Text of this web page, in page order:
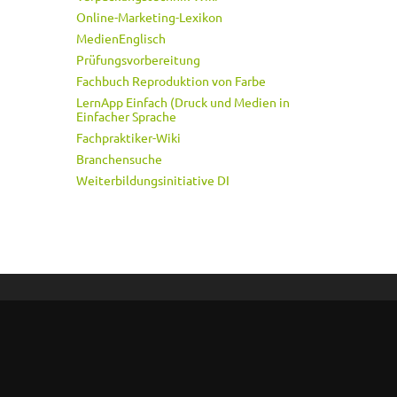
Online-Marketing-Lexikon
MedienEnglisch
Prüfungsvorbereitung
Fachbuch Reproduktion von Farbe
LernApp Einfach (Druck und Medien in
Einfacher Sprache
Fachpraktiker-Wiki
Branchensuche
Weiterbildungsinitiative DI